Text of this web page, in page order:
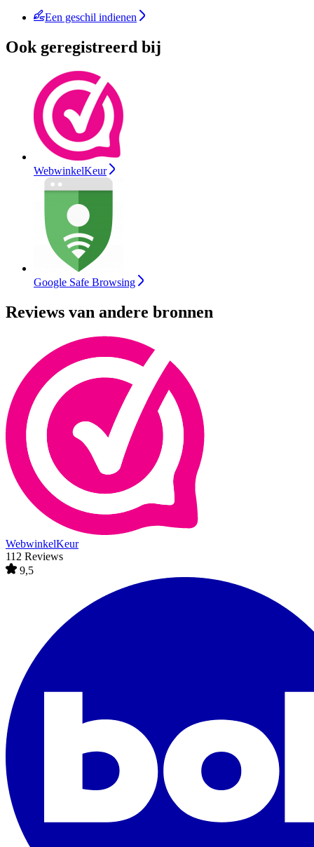
Een geschil indienen
Ook geregistreerd bij
WebwinkelKeur
Google Safe Browsing
Reviews van andere bronnen
WebwinkelKeur
112 Reviews
9,5